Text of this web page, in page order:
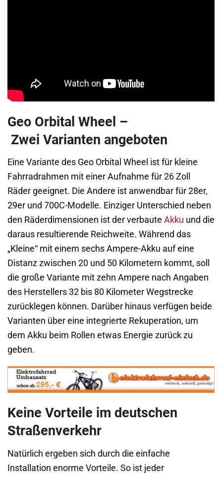
Geo Orbital Wheel –
Zwei Varianten angeboten
Eine Variante des Geo Orbital Wheel ist für kleine
Fahrradrahmen mit einer Aufnahme für 26 Zoll
Räder geeignet. Die Andere ist anwendbar für 28er,
29er und 700C-Modelle. Einziger Unterschied neben
den Räderdimensionen ist der verbaute Akku und die
daraus resultierende Reichweite. Während das
„Kleine“ mit einem sechs Ampere-Akku auf eine
Distanz zwischen 20 und 50 Kilometern kommt, soll
die große Variante mit zehn Ampere nach Angaben
des Herstellers 32 bis 80 Kilometer Wegstrecke
zurücklegen können. Darüber hinaus verfügen beide
Varianten über eine integrierte Rekuperation, um
dem Akku beim Rollen etwas Energie zurück zu
geben.
Keine Vorteile im deutschen
Straßenverkehr
Natürlich ergeben sich durch die einfache
Installation enorme Vorteile. So ist jeder